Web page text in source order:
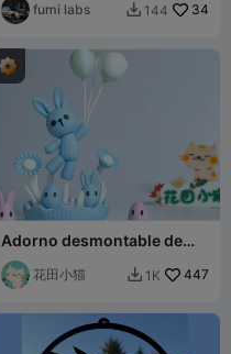
fumi labs  144 34
Adorno desmontable de
conejo de Pascua tejido sin
necesidad de CFS
花田小猫  1K 447